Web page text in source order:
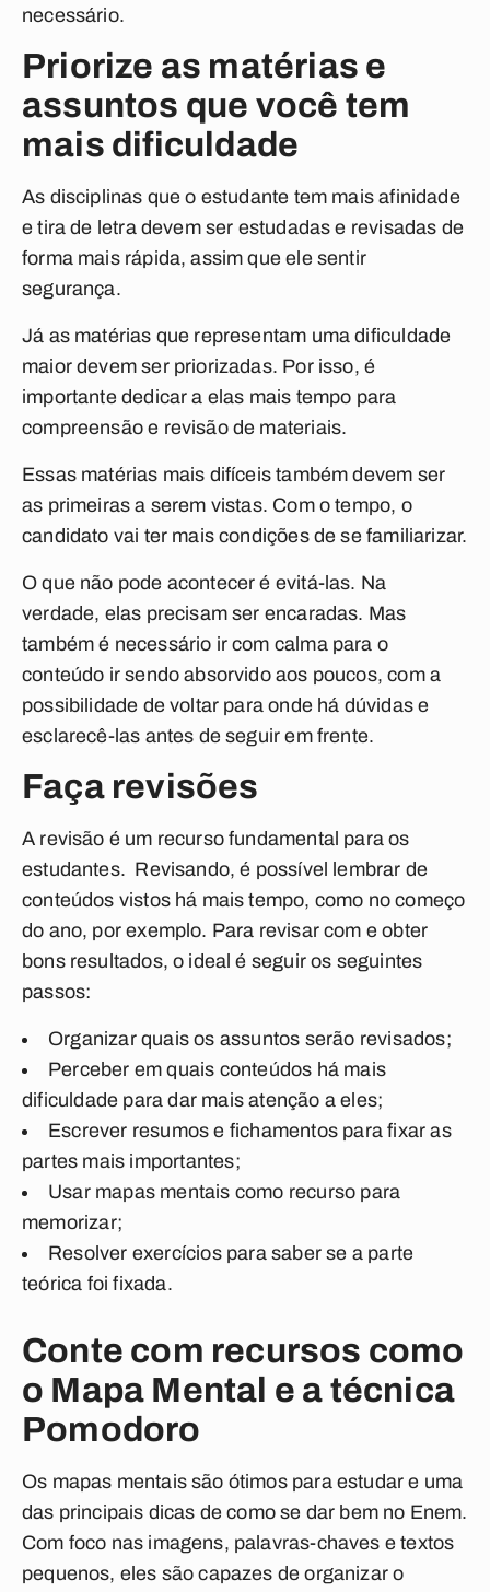
necessário.
Priorize as matérias e
assuntos que você tem
mais dificuldade
As disciplinas que o estudante tem mais afinidade
e tira de letra devem ser estudadas e revisadas de
forma mais rápida, assim que ele sentir
segurança.
Já as matérias que representam uma dificuldade
maior devem ser priorizadas. Por isso, é
importante dedicar a elas mais tempo para
compreensão e revisão de materiais.
Essas matérias mais difíceis também devem ser
as primeiras a serem vistas. Com o tempo, o
candidato vai ter mais condições de se familiarizar.
O que não pode acontecer é evitá-las. Na
verdade, elas precisam ser encaradas. Mas
também é necessário ir com calma para o
conteúdo ir sendo absorvidoaos poucos, com a
possibilidade de voltar para onde há dúvidas e
esclarecê-las antes de seguir em frente.
Faça revisões
A revisão é um recurso fundamental para os
estudantes. Revisando, é possível lembrar de
conteúdos vistos há mais tempo, como no começo
do ano, por exemplo. Para revisar com e obter
bons resultados, o ideal é seguir os seguintes
passos:
Organizar quais os assuntos serão revisados;
Perceber em quais conteúdos há mais
dificuldade para dar mais atenção a eles;
Escrever resumos e fichamentos para fixar as
partes mais importantes;
Usar mapas mentais como recurso para
memorizar;
Resolver exercícios para saber se a parte
teórica foi fixada.
Conte com recursos como
o Mapa Mental e a técnica
Pomodoro
Os mapas mentais são ótimos para estudar e uma
das principais dicas de como se dar bem no Enem.
Com foco nas imagens, palavras-chaves e textos
pequenos, eles são capazes de organizar o